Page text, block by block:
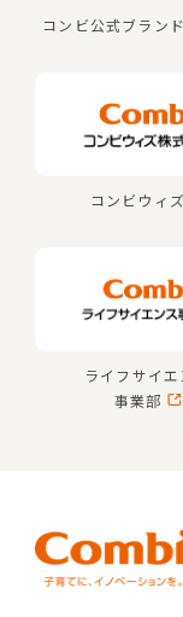
コンビ公式ブラン
コンビウィズ
ライフサイエ
事業部